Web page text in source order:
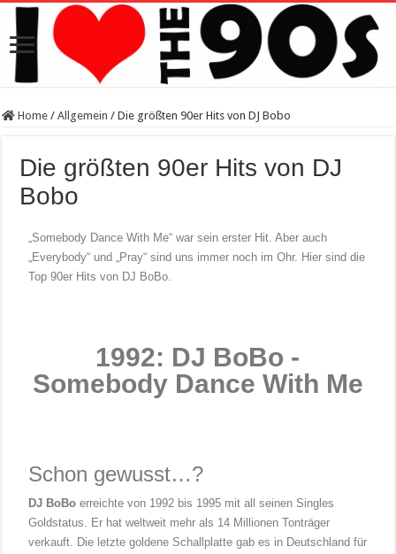
Home / Allgemein / Die größten 90er Hits von DJ Bobo
Die größten 90er Hits von DJ
Bobo
„Somebody Dance With Me“ war sein erster Hit. Aber auch
„Everybody“ und „Pray“ sind uns immer noch im Ohr. Hier sind die
Top 90er Hits von DJ BoBo.
1992: DJ BoBo -
Somebody Dance With Me
Schon gewusst…?
DJ BoBo erreichte von 1992 bis 1995 mit all seinen Singles
Goldstatus. Er hat weltweit mehr als 14 Millionen Tonträger
verkauft. Die letzte goldene Schallplatte gab es in Deutschland für